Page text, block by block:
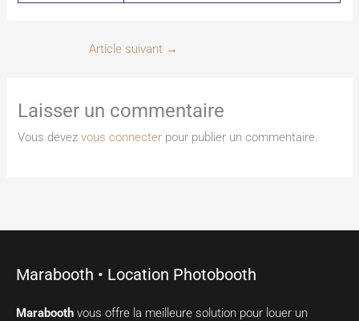
Article suivant →
Laisser un commentaire
Vous devezvous connecter pour publier un commentaire.
Marabooth • Location Photobooth
Marabooth vous offre la meilleure solution pour louer un